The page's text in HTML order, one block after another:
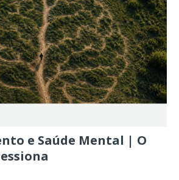
e Saúde Mental | O